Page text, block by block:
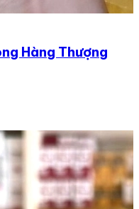
Hàng Thượng